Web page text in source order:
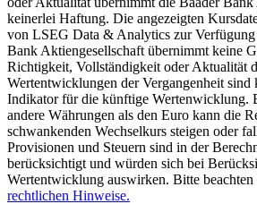
keinerlei Haftung. Die angezeigten
von LSEG Data & Analytics zur
Bank Aktiengesellschaft übernimmt keine
Richtigkeit, Vollständigkeit oder Aktualität
Wertentwicklungen der Vergangenheit sind
Indikator für die künftige Wertenwicklung.
andere Währungen als den Euro kann die
schwankenden Wechselkurs steigen oder
Provisionen und Steuern sind in der
berücksichtigt und würden sich bei
Wertentwicklung auswirken. Bitte beachten
rechtlichen Hinweise.